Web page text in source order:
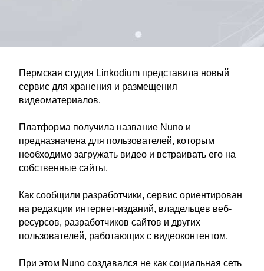
Пермская студия Linkodium представила новый
сервис для хранения и размещения
видеоматериалов.
Платформа получила название Nuno и
предназначена для пользователей, которым
необходимо загружать видео и встраивать его на
собственные сайты.
Как сообщили разработчики, сервис ориентирован
на редакции интернет-изданий, владельцев веб-
ресурсов, разработчиков сайтов и других
пользователей, работающих с видеоконтентом.
При этом Nuno создавался не как социальная сеть